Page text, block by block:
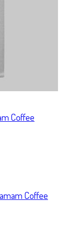
Coffee
Coffee